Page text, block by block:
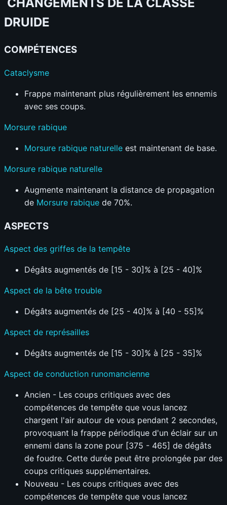
CHANGEMENTS DE LA CLASSE
DRUIDE
COMPÉTENCES
Cataclysme
Frappe maintenant plus régulièrement les ennemis
avec ses coups.
Morsure rabique
Morsure rabique naturelle est maintenant de base.
Morsure rabique naturelle
Augmente maintenant la distance de propagation
de Morsure rabique de 70%.
ASPECTS
Aspect des griffes de la tempête
Dégâts augmentés de [15 - 30]% à [25 - 40]%
Aspect de la bête trouble
Dégâts augmentés de [25 - 40]% à [40 - 55]%
Aspect de représailles
Dégâts augmentés de [15 - 30]% à [25 - 35]%
Aspect de conduction runomancienne
Ancien - Les coups critiques avec des
compétences de tempête que vous lancez
chargent l'air autour de vous pendant 2 secondes,
provoquant la frappe périodique d'un éclair sur un
ennemi dans la zone pour [375 - 465] de dégâts
de foudre. Cette durée peut être prolongée par des
coups critiques supplémentaires.
Nouveau - Les coups critiques avec des
compétences de tempête que vous lancez